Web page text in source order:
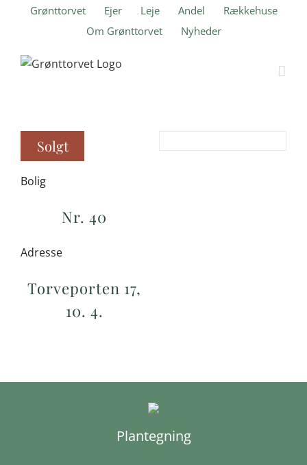
Grønttorvet Ejer Leje Andel
Rækkehuse
Om Grønttorvet
Nyheder
Solgt
Bolig
Nr. 40
Adresse
Torveporten 17,
10. 4.
Plantegning